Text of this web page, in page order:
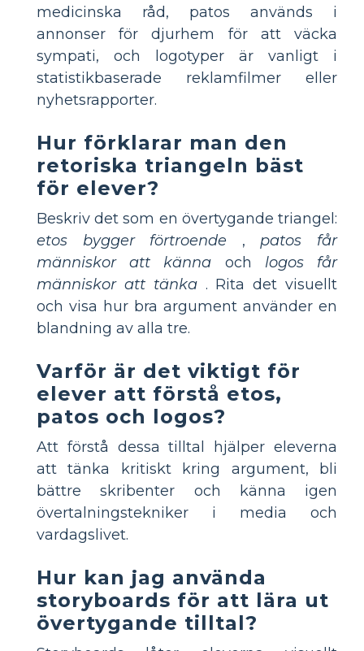
medicinska råd, patos används i
annonser för djurhem för att väcka
sympati, och logotyper är vanligt i
statistikbaserade reklamfilmer eller
nyhetsrapporter.
Hur förklarar man den
retoriska triangeln bäst
för elever?
Beskriv det som en övertygande triangel:
etos bygger förtroende , patos får
människor att känna och logos får
människor att tänka. Rita det visuellt
och visa hur bra argument använder en
blandning av alla tre.
Varför är det viktigt för
elever att förstå etos,
patos och logos?
Att förstå dessa tilltal hjälper eleverna
att tänka kritiskt kring argument, bli
bättre skribenter och känna igen
övertalningstekniker i media och
vardagslivet.
Hur kan jag använda
storyboards för att lära ut
övertygande tilltal?